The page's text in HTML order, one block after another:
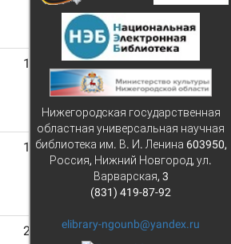
13
14
29
Нижегородская государственная
областная универсальная научная
библиотека им. В. И. Ленина 603950,
Россия, Нижний Новгород, ул.
Варварская, 3
(831) 419-87-92
elibrary-ngounb@yandex.ru